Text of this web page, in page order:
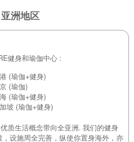
亚洲地区
健身和瑜伽中心 :
(瑜伽+健身)
(瑜伽)
(瑜伽+健身)
坡 (瑜伽+健身)
质生活概念带向全亚洲. 我们的健身
设施周全完善，纵使你置身海外，亦